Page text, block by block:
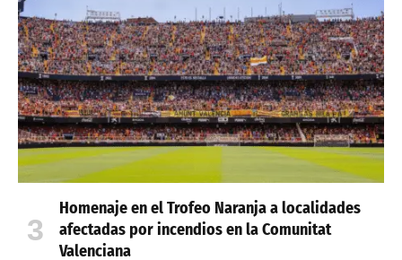
Homenaje en el Trofeo Naranja a localidades
afectadas por incendios en la Comunitat
Valenciana